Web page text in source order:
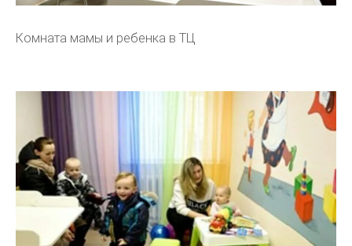
Комната мамы и ребенка в ТЦ